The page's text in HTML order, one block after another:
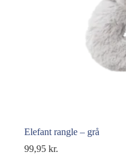
Elefant rangle – grå
99,95 kr.